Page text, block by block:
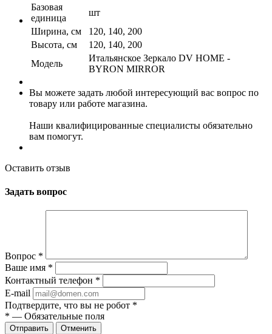
Базовая
единица
шт
Ширина, см
120, 140, 200
Высота, см
120, 140, 200
Модель
Итальянское Зеркало DV HOME -
BYRON MIRROR
Вы можете задать любой интересующий вас вопрос по
товару или работе магазина.
Наши квалифицированные специалисты обязательно
вам помогут.
Оставить отзыв
Задать вопрос
Вопрос *
Ваше имя *
Контактный телефон *
E-mail
Подтвердите, что вы не робот *
* — Обязательные поля
Отменить